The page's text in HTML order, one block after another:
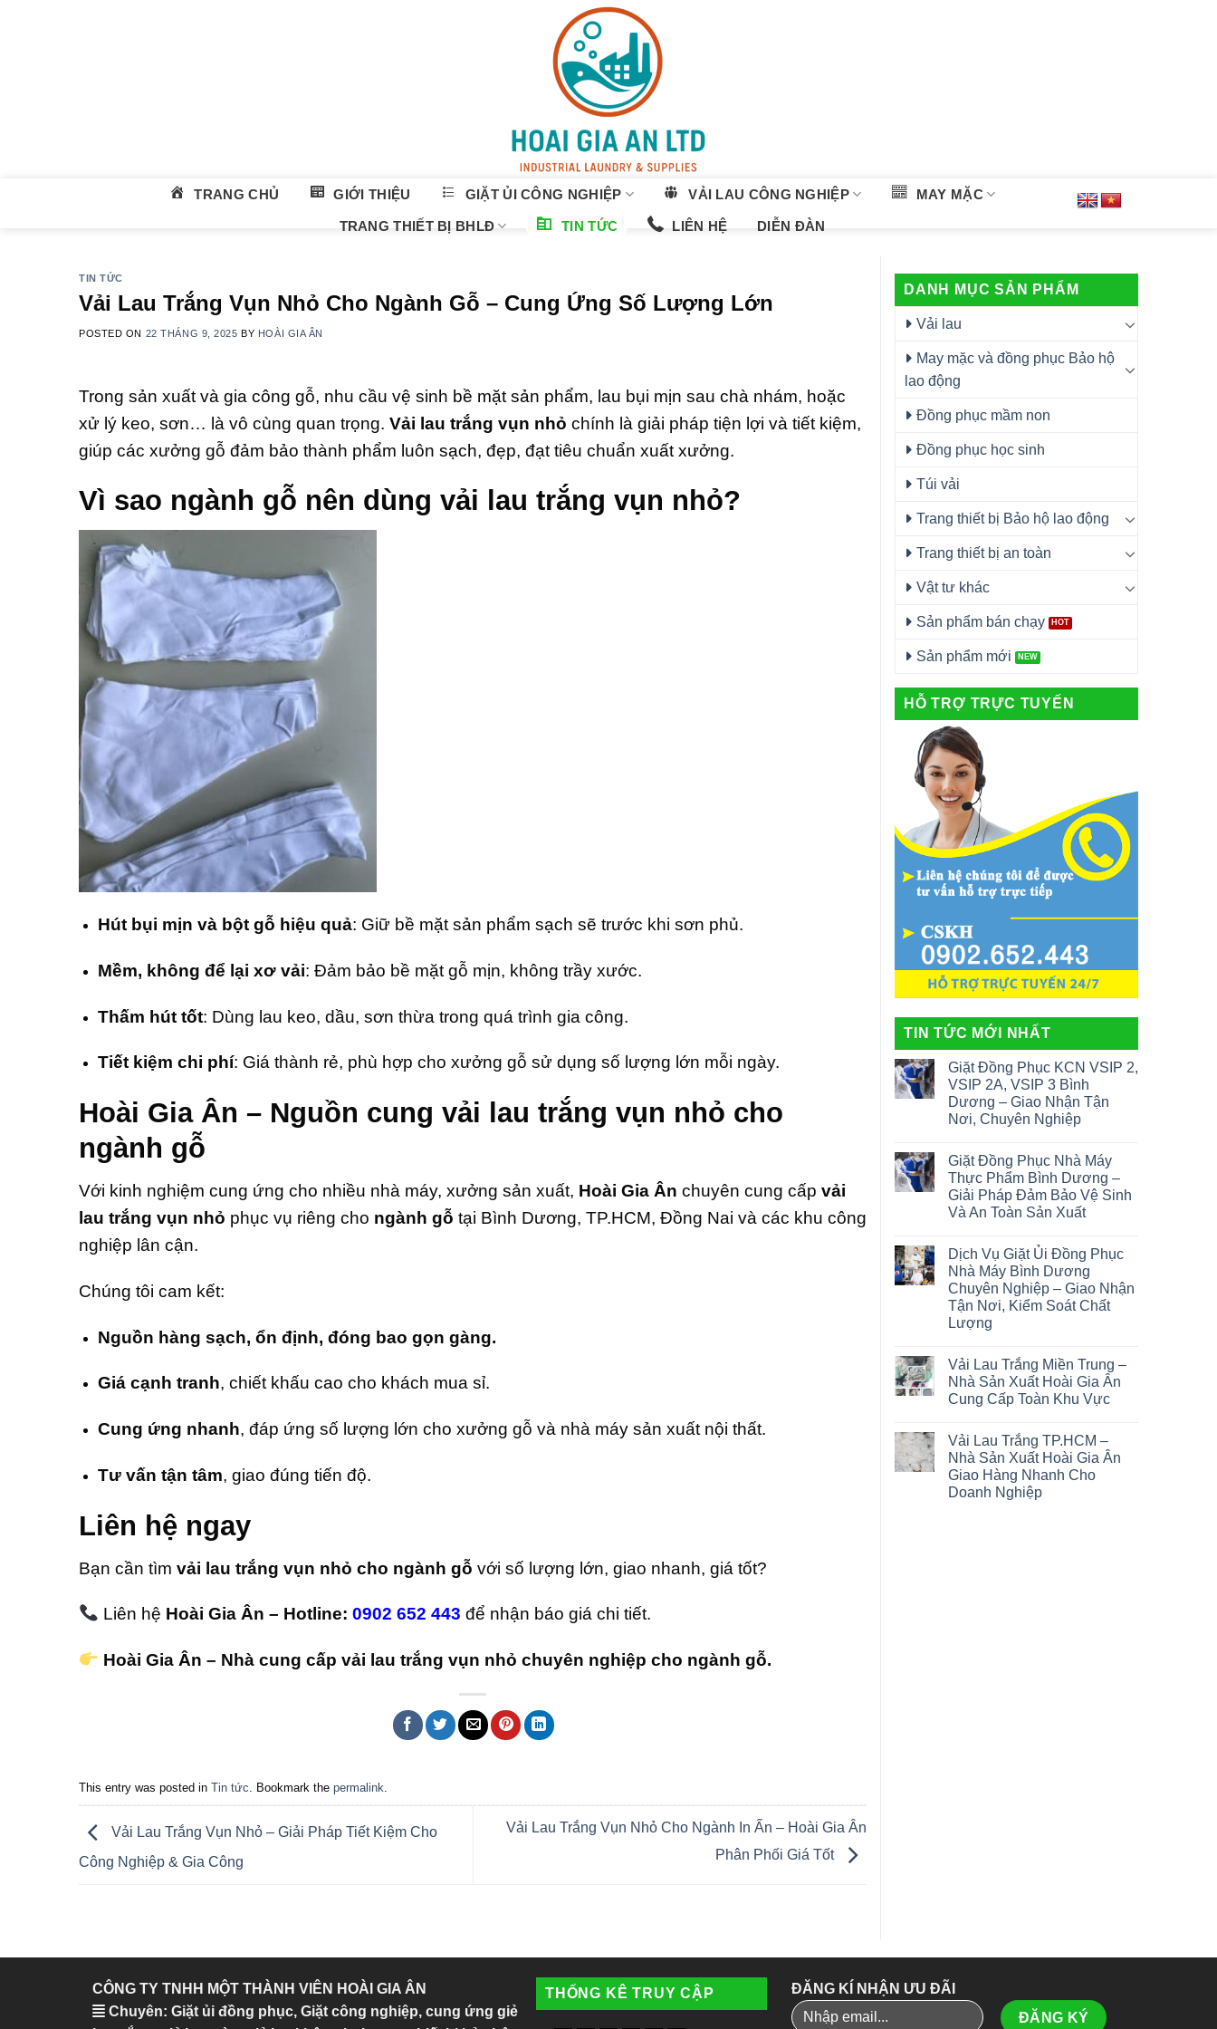
TRANG CHỦ GIỚI THIỆU GIẶT ỦI CÔNG NGHIỆP VẢI LAU CÔNG NGHIỆP MAY MẶC
TRANG THIẾT BỊ BHLĐ TIN TỨC LIÊN HỆ DIỄN ĐÀN
TIN TỨC
Vải Lau Trắng Vụn Nhỏ Cho Ngành Gỗ – Cung Ứng Số Lượng Lớn
POSTED ON 22 THÁNG 9, 2025 BY HOÀI GIA ÂN
Trong sản xuất và gia công gỗ, nhu cầu vệ sinh bề mặt sản phẩm, lau bụi mịn sau chà nhám, hoặc
xử lý keo, sơn… là vô cùng quan trọng. Vải lau trắng vụn nhỏ chính là giải pháp tiện lợi và tiết kiệm,
giúp các xưởng gỗ đảm bảo thành phẩm luôn sạch, đẹp, đạt tiêu chuẩn xuất xưởng.
Vì sao ngành gỗ nên dùng vải lau trắng vụn nhỏ?
Hút bụi mịn và bột gỗ hiệu quả: Giữ bề mặt sản phẩm sạch sẽ trước khi sơn phủ.
Mềm, không để lại xơ vải: Đảm bảo bề mặt gỗ mịn, không trầy xước.
Thấm hút tốt: Dùng lau keo, dầu, sơn thừa trong quá trình gia công.
Tiết kiệm chi phí: Giá thành rẻ, phù hợp cho xưởng gỗ sử dụng số lượng lớn mỗi ngày.
Hoài Gia Ân – Nguồn cung vải lau trắng vụn nhỏ cho
ngành gỗ
Với kinh nghiệm cung ứng cho nhiều nhà máy, xưởng sản xuất, Hoài Gia Ân chuyên cung cấp vải
lau trắng vụn nhỏ phục vụ riêng cho ngành gỗ tại Bình Dương, TP.HCM, Đồng Nai và các khu công
nghiệp lân cận.
Chúng tôi cam kết:
Nguồn hàng sạch, ổn định, đóng bao gọn gàng.
Giá cạnh tranh, chiết khấu cao cho khách mua sỉ.
Cung ứng nhanh, đáp ứng số lượng lớn cho xưởng gỗ và nhà máy sản xuất nội thất.
Tư vấn tận tâm, giao đúng tiến độ.
Liên hệ ngay
Bạn cần tìm vải lau trắng vụn nhỏ cho ngành gỗ với số lượng lớn, giao nhanh, giá tốt?
Liên hệ Hoài Gia Ân – Hotline: 0902 652 443 để nhận báo giá chi tiết.
Hoài Gia Ân – Nhà cung cấp vải lau trắng vụn nhỏ chuyên nghiệp cho ngành gỗ.
This entry was posted in Tin tức. Bookmark the permalink.
Vải Lau Trắng Vụn Nhỏ – Giải Pháp Tiết Kiệm Cho
Công Nghiệp & Gia Công
Vải Lau Trắng Vụn Nhỏ Cho Ngành In Ấn – Hoài Gia Ân
Phân Phối Giá Tốt
DANH MỤC SẢN PHẨM
Vải lau
May mặc và đồng phục Bảo hộ
lao động
Đồng phục mầm non
Đồng phục học sinh
Túi vải
Trang thiết bị Bảo hộ lao động
Trang thiết bị an toàn
Vật tư khác
Sản phẩm bán chạy
Sản phẩm mới
HỖ TRỢ TRỰC TUYẾN
TIN TỨC MỚI NHẤT
Giặt Đồng Phục KCN VSIP 2,
VSIP 2A, VSIP 3 Bình
Dương – Giao Nhận Tận
Nơi, Chuyên Nghiệp
Giặt Đồng Phục Nhà Máy
Thực Phẩm Bình Dương –
Giải Pháp Đảm Bảo Vệ Sinh
Và An Toàn Sản Xuất
Dịch Vụ Giặt Ủi Đồng Phục
Nhà Máy Bình Dương
Chuyên Nghiệp – Giao Nhận
Tận Nơi, Kiểm Soát Chất
Lượng
Vải Lau Trắng Miền Trung –
Nhà Sản Xuất Hoài Gia Ân
Cung Cấp Toàn Khu Vực
Vải Lau Trắng TP.HCM –
Nhà Sản Xuất Hoài Gia Ân
Giao Hàng Nhanh Cho
Doanh Nghiệp
CÔNG TY TNHH MỘT THÀNH VIÊN HOÀI GIA ÂN
Chuyên: Giặt ủi đồng phục, Giặt công nghiệp, cung ứng giẻ
THỐNG KÊ TRUY CẬP ĐĂNG KÍ NHẬN ƯU ĐÃI